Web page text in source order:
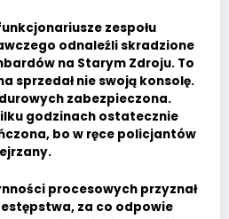
zespołu
odnaleźli skradzione
na Starym Zdroju. To
sprzedał nie swoją konsolę.
zabezpieczona.
godzinach ostatecznie
bo w ręce policjantów
procesowych przyznał
za co odpowie